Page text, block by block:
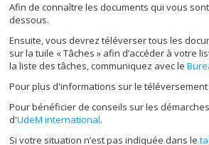
Afin de connaître les documents qui vous
dessous.
Ensuite, vous devrez téléverser tous les
sur la tuile « Tâches » afin d’accéder à votre
la liste des tâches, communiquez avec le
Pour plus d'informations sur le
Pour bénéficier de conseils sur les
d'UdeM international.
Si votre situation n’est pas indiquée dans le